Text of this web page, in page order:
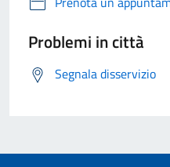
Problemi in città
Segnala disservizio